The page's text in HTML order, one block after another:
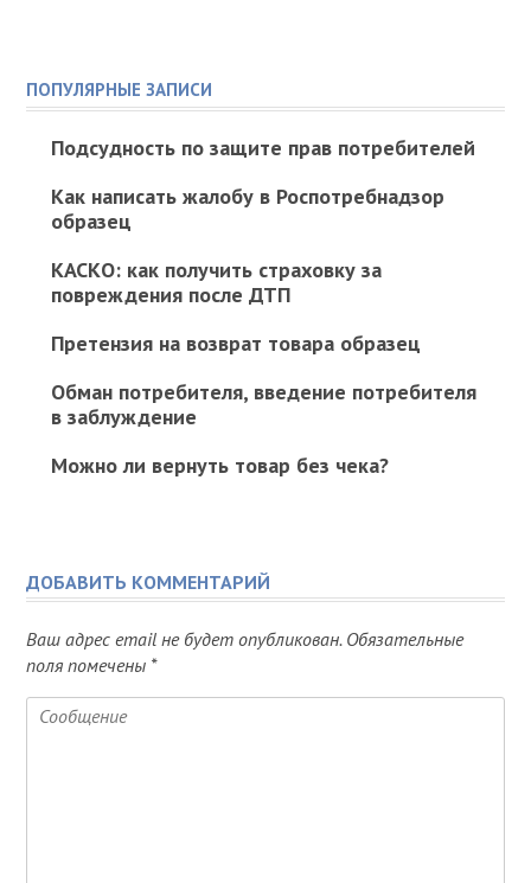
ПОПУЛЯРНЫЕ ЗАПИСИ
Подсудность по защите прав потребителей
Как написать жалобу в Роспотребнадзор
образец
КАСКО: как получить страховку за
повреждения после ДТП
Претензия на возврат товара образец
Обман потребителя, введение потребителя
в заблуждение
Можно ли вернуть товар без чека?
ДОБАВИТЬ КОММЕНТАРИЙ
Ваш адрес email не будет опубликован.Обязательные
поля помечены *